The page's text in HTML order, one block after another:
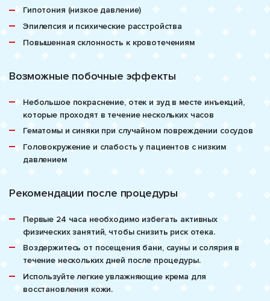
Гипотония (низкое давление)
Эпилепсия и психические расстройства
Повышенная склонность к кровотечениям
Возможные побочные эффекты
Небольшое покраснение, отек и зуд в месте инъекций,
которые проходят в течение нескольких часов
Гематомы и синяки при случайном повреждении сосудов
Головокружение и слабость у пациентов с низким
давлением
Рекомендации после процедуры
Первые 24 часа необходимо избегать активных
физических занятий, чтобы снизить риск отека.
Воздержитесь от посещения бани, сауны и солярия в
течение нескольких дней после процедуры.
Используйте легкие увлажняющие крема для
восстановления кожи.